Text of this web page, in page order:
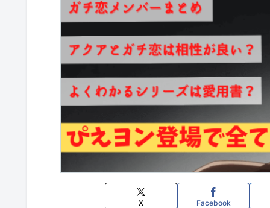
X Facebook